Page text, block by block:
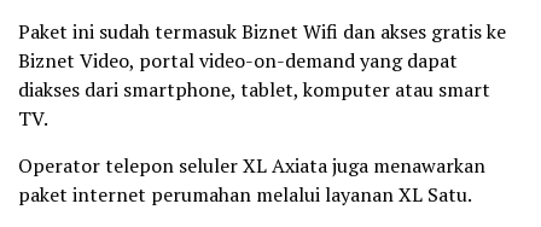
Paket ini sudah termasuk Biznet Wifi dan akses gratis ke
Biznet Video, portal video-on-demand yang dapat
diakses dari smartphone, tablet, komputer atau smart
TV.
Operator telepon seluler XL Axiata juga menawarkan
paket internet perumahan melalui layanan XL Satu.